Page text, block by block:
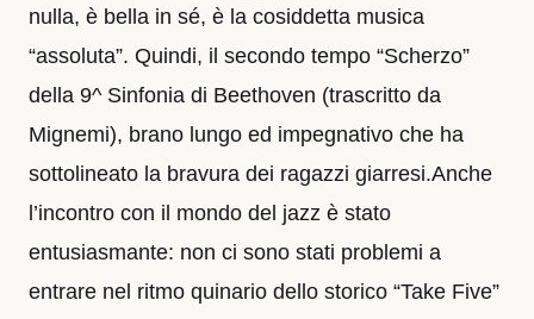
nulla, è bella in sé, è la cosiddetta musica
“assoluta”. Quindi, il secondo tempo “Scherzo”
della 9^ Sinfonia di Beethoven (trascritto da
Mignemi), brano lungo ed impegnativo che ha
sottolineato la bravura dei ragazzi giarresi.Anche
l’incontro con il mondo del jazz è stato
entusiasmante: non ci sono stati problemi a
entrare nel ritmo quinario dello storico “Take Five”